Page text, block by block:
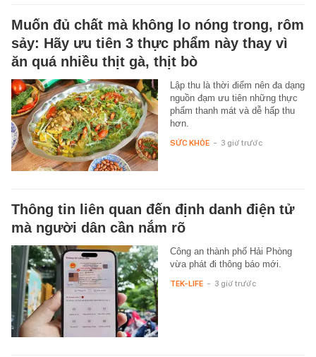
Muốn đủ chất mà không lo nóng trong, rôm
sảy: Hãy ưu tiên 3 thực phẩm này thay vì
ăn quá nhiều thịt gà, thịt bò
Lập thu là thời điểm nên đa dạng
nguồn đạm ưu tiên những thực
phẩm thanh mát và dễ hấp thu
hơn.
SỨC KHỎE - 3 giờ trước
Thông tin liên quan đến định danh điện tử
mà người dân cần nắm rõ
Công an thành phố Hải Phòng
vừa phát đi thông báo mới.
TEK-LIFE - 3 giờ trước